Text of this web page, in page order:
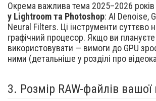
Окрема важлива тема 2025–2026
у Lightroom та Photoshop: AI Denoise,
Neural Filters. Ці інструменти суттєво
графічний процесор. Якщо ви плануєте
використовувати — вимоги до GPU
ними (детальніше у розділі про
3. Розмір RAW-файлів